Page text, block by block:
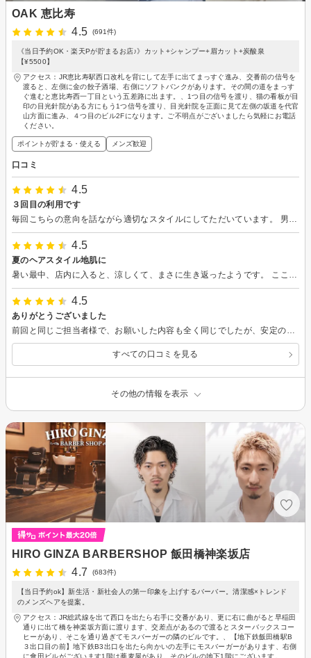
OAK 恵比寿
4.5
(691件)
《当日予約OK・楽天Pが貯まるお店♪》カット+シャンプー+眉カット+炭酸泉
【¥5500】
アクセス：JR恵比寿駅西口改札を背にして左手に出てまっすぐ進み、交番前の信号を
渡ると、左側に金の餃子酒場、右側にソフトバンクがあります。その間の道をまっす
ぐ進むと恵比寿西一丁目という五差路に出ます。、1つ目の信号を渡り、猫の看板が目
印の目光針院がある方にもう1つ信号を渡り、目光針院を正面に見て左側の坂道を代官
山方面に進み、４つ目のビル2Fになります。ご不明点がございましたら気軽にお電話
ください。
ポイントが貯まる・使える メンズ歓迎
口コミ
4.5
３回目の利用です
毎回こちらの意向を話ながら適切なスタイルにしてただいています。 男性の利用も問題ないです。 店内も明るく清潔、スタッフの方々も皆さん明るくいい雰囲気です。
4.5
夏のヘアスタイル地肌に
暑い最中、店内に入ると、涼しくて、まさに生き返ったようです。 ここのところずっとショートカットにしてもらっています。 確かな技術で、手際よくあっと言う間に終わって、シャンプーをしてもらい、とてもリフレッシュできました。ありがとうございました。 自宅で髪の毛を洗うのも乾かすのも早いので、ショートカットはとても助かります。
4.5
ありがとうございました
前回と同じご担当者様で、お願いした内容も全く同じでしたが、安定のスピード感＆仕上がりで満足しています。
すべての口コミを見る
その他の情報を表示
HIRO GINZA BARBERSHOP 飯田橋神楽坂店
4.7
(683件)
【当日予約ok】新生活・新社会人の第一印象を上げするバーバー。清潔感×トレンド
のメンズヘアを提案。
アクセス：JR総武線を出て西口を出たら右手に交番があり、更に右に曲がると早稲田
通りに出て橋を神楽坂方面に渡ります、交差点があるので渡るとスターバックスコー
ヒーがあり、そこを通り過ぎてモスバーガーの隣のビルです。、【地下鉄飯田橋駅B
３出口目の前】地下鉄B3出口を出たら向かいの左手にモスバーガーがあります、右側